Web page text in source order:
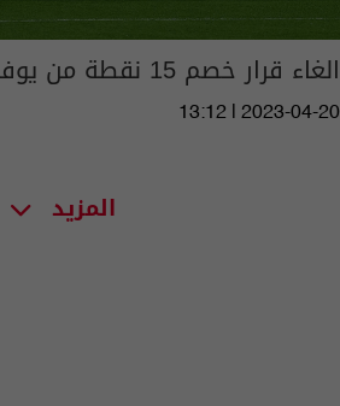
الغاء قرار خصم 15 نقطة من يوفنتوس
13:12 | 2023-04-20
المزيد